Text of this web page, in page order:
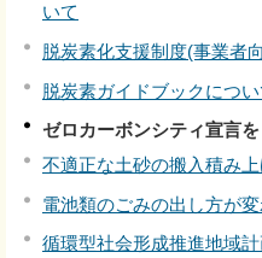
いて
脱炭素化支援制度(事業者
脱炭素ガイドブックにつ
ゼロカーボンシティ宣言
不適正な土砂の搬入積み
電池類のごみの出し方が
循環型社会形成推進地域